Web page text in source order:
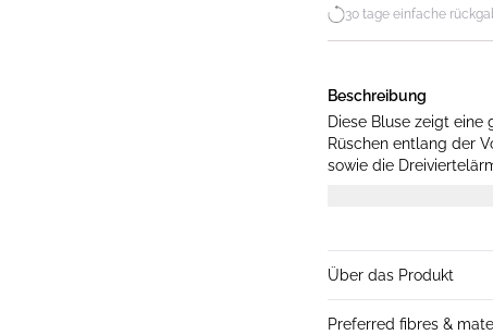
30 tage einfache
Beschreibung
Diese Bluse zeigt
Rüschen entlang der
sowie die
Über das Produkt
Preferred fibres &